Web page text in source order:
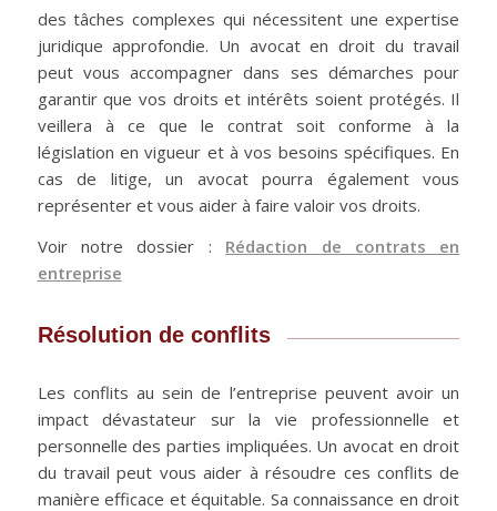
des tâches complexes qui nécessitent une expertise
juridique approfondie. Un avocat en droit du travail
peut vous accompagner dans ses démarches pour
garantir que vos droits et intérêts soient protégés. Il
veillera à ce que le contrat soit conforme à la
législation en vigueur et à vos besoins spécifiques. En
cas de litige, un avocat pourra également vous
représenter et vous aider à faire valoir vos droits.
Voir notre dossier : Rédaction de contrats en
entreprise
Résolution de conflits
Les conflits au sein de l’entreprise peuvent avoir un
impact dévastateur sur la vie professionnelle et
personnelle des parties impliquées. Un avocat en droit
du travail peut vous aider à résoudre ces conflits de
manière efficace et équitable. Sa connaissance en droit